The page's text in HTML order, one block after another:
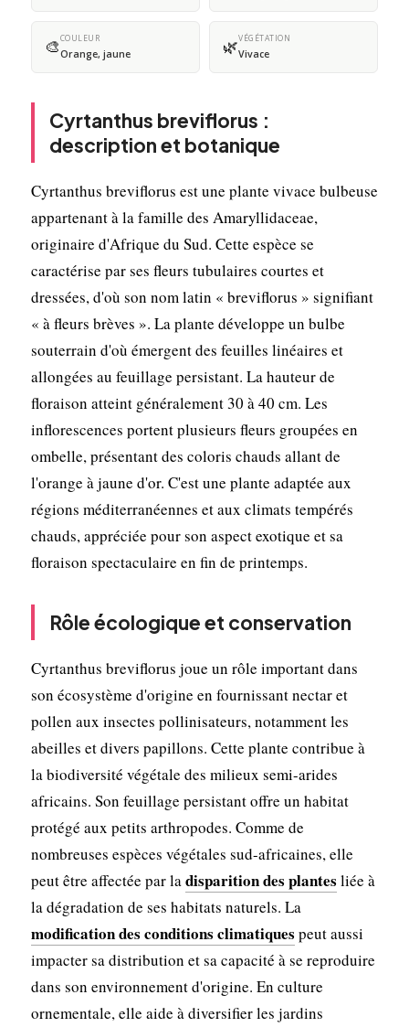
🎨COULEUR
Orange, jaune 🌿VÉGÉTATION
Vivace
Cyrtanthus breviflorus :
description et botanique
Cyrtanthus breviflorus est une plante vivace bulbeuse
appartenant à la famille des Amaryllidaceae,
originaire d'Afrique du Sud. Cette espèce se
caractérise par ses fleurs tubulaires courtes et
dressées, d'où son nom latin « breviflorus » signifiant
« à fleurs brèves ». La plante développe un bulbe
souterrain d'où émergent des feuilles linéaires et
allongées au feuillage persistant. La hauteur de
floraison atteint généralement 30 à 40 cm. Les
inflorescences portent plusieurs fleurs groupées en
ombelle, présentant des coloris chauds allant de
l'orange à jaune d'or. C'est une plante adaptée aux
régions méditerranéennes et aux climats tempérés
chauds, appréciée pour son aspect exotique et sa
floraison spectaculaire en fin de printemps.
Rôle écologique et conservation
Cyrtanthus breviflorus joue un rôle important dans
son écosystème d'origine en fournissant nectar et
pollen aux insectes pollinisateurs, notamment les
abeilles et divers papillons. Cette plante contribue à
la biodiversité végétale des milieux semi-arides
africains. Son feuillage persistant offre un habitat
protégé aux petits arthropodes. Comme de
nombreuses espèces végétales sud-africaines, elle
peut être affectée par ladisparition des plantes liée à
la dégradation de ses habitats naturels. La
modification des conditions climatiques peut aussi
impacter sa distribution et sa capacité à se reproduire
dans son environnement d'origine. En culture
ornementale, elle aide à diversifier les jardins